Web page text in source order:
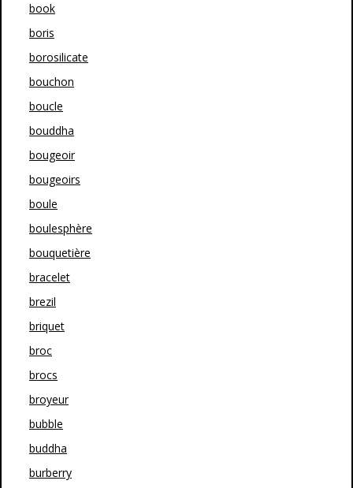
book
boris
borosilicate
bouchon
boucle
bouddha
bougeoir
bougeoirs
boule
boulesphère
bouquetière
bracelet
brezil
briquet
broc
brocs
broyeur
bubble
buddha
burberry